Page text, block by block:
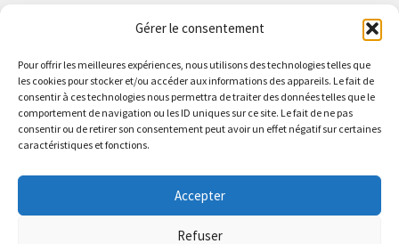
Gérer le consentement
Pour offrir les meilleures expériences, nous utilisons des technologies telles que
les cookies pour stocker et/ou accéder aux informations des appareils. Le fait de
consentir à ces technologies nous permettra de traiter des données telles que le
comportement de navigation ou les ID uniques sur ce site. Le fait de ne pas
consentir ou de retirer son consentement peut avoir un effet négatif sur certaines
caractéristiques et fonctions.
Accepter
Refuser
Eric FORTIER EI
16 Rue de l'Espérance
14600 Honfleur
02 61 82 01 89